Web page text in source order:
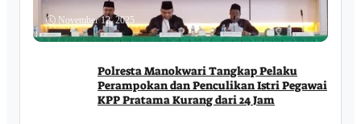
November 12, 2025
Polresta Manokwari Tangkap Pelaku
Perampokan dan Penculikan Istri Pegawai
KPP Pratama Kurang dari 24 Jam